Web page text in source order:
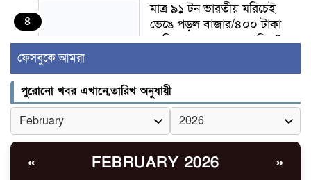
৪
মাত্র ৯১ টন ভারতীয় মরিচেই
ভেঙে পড়ল বাজার/৪০০ টাকা
কেজি দাম কে ধরে রেখেছিল?
৫
জুলাই আন্দোলন ছিল সম্মিলিত,
লক্ষ্য হওয়া উচিত ঐক্য ও
রাষ্ট্রগঠন
ভোরে ঝিনাইদহ সীমান্তে জটলা
দেখে বিএসএফের রাবার বুলেট,
ফেসবুকে আমরা
পুরোনো খবর এখানে,তারিখ অনুযায়ী
« FEBRUARY 2026 »